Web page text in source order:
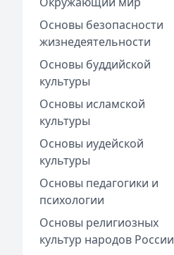
Основы безопасности
жизнедеятельности
Основы буддийской
культуры
Основы исламской
культуры
Основы иудейской
культуры
Основы педагогики и
психологии
Основы религиозных
культур народов России